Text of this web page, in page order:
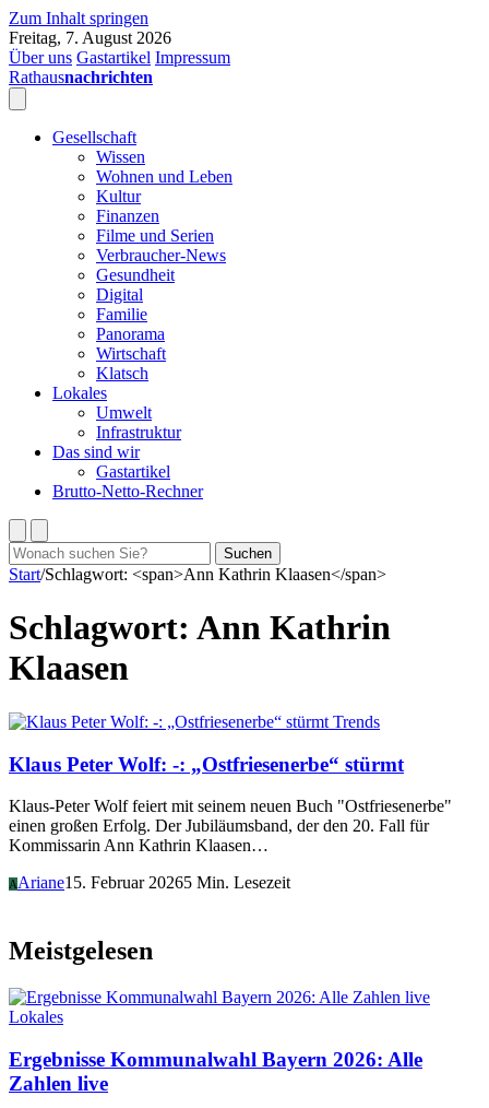
Zum Inhalt springen
Freitag, 7. August 2026
Über uns Gastartikel Impressum
Rathausnachrichten
Gesellschaft
Wissen
Wohnen und Leben
Kultur
Finanzen
Filme und Serien
Verbraucher-News
Gesundheit
Digital
Familie
Panorama
Wirtschaft
Klatsch
Lokales
Umwelt
Infrastruktur
Das sind wir
Gastartikel
Brutto-Netto-Rechner
Suchen
nach:
Suchen
Start/Schlagwort: <span>Ann Kathrin Klaasen</span>
Schlagwort: Ann Kathrin
Klaasen
Trends
Klaus Peter Wolf: -: „Ostfriesenerbe“ stürmt
Klaus-Peter Wolf feiert mit seinem neuen Buch "Ostfriesenerbe"
einen großen Erfolg. Der Jubiläumsband, der den 20. Fall für
Kommissarin Ann Kathrin Klaasen…
AAriane15. Februar 20265 Min. Lesezeit
Meistgelesen
Lokales
Ergebnisse Kommunalwahl Bayern 2026: Alle
Zahlen live